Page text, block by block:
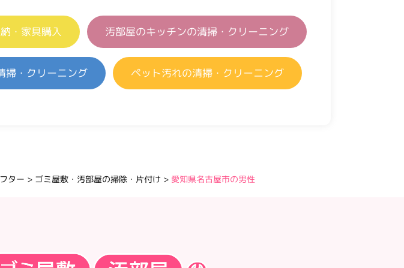
・家具購入 汚部屋のキッチンの清掃・クリーニング
掃・クリーニング ペット汚れの清掃・クリーニング
ター > ゴミ屋敷・汚部屋の掃除・片付け > 愛知県名古屋市の男性